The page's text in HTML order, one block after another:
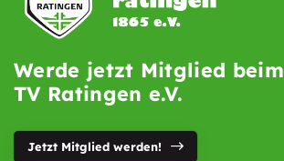
Werde jetzt Mitglied beim
TV Ratingen e.V.
Jetzt Mitglied werden!